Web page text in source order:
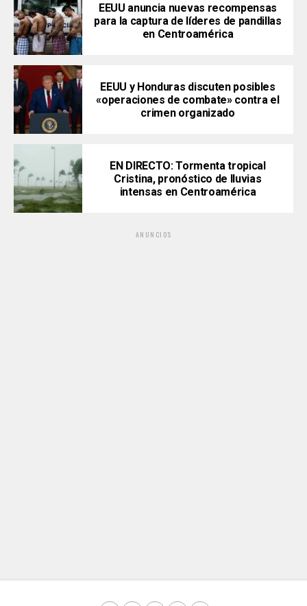
EEUU anuncia nuevas recompensas
para la captura de líderes de pandillas
en Centroamérica
EEUU y Honduras discuten posibles
«operaciones de combate» contra el
crimen organizado
EN DIRECTO: Tormenta tropical
Cristina, pronóstico de lluvias
intensas en Centroamérica
ANUNCIOS